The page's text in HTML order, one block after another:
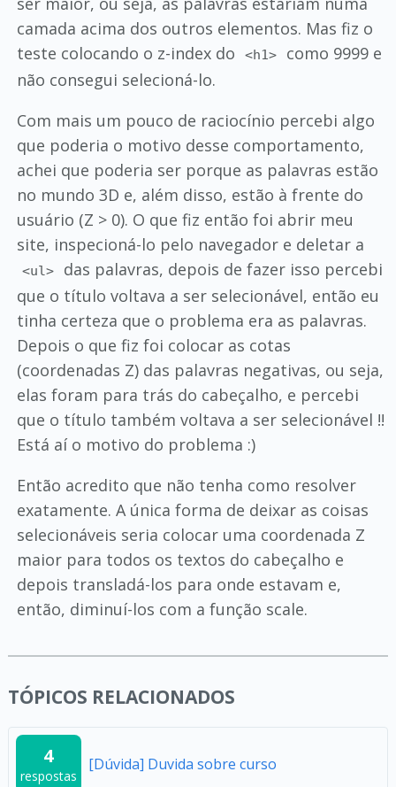
camada acima dos outros elementos. Mas fiz o
teste colocando o z-index do
<h1>
como 9999 e
não consegui selecioná-lo.
Com mais um pouco de raciocínio percebi algo
que poderia o motivo desse comportamento,
achei que poderia ser porque as palavras estão
no mundo 3D e, além disso, estão à frente do
usuário (Z > 0). O que fiz então foi abrir meu
site, inspecioná-lo pelo navegador e deletar a
<ul>
das palavras, depois de fazer isso percebi
que o título voltava a ser selecionável, então eu
tinha certeza que o problema era as palavras.
Depois o que fiz foi colocar as cotas
(coordenadas Z) das palavras negativas, ou seja,
elas foram para trás do cabeçalho, e percebi
que o título também voltava a ser selecionável !!
Está aí o motivo do problema :)
Então acredito que não tenha como resolver
exatamente. A única forma de deixar as coisas
selecionáveis seria colocar uma coordenada Z
maior para todos os textos do cabeçalho e
depois transladá-los para onde estavam e,
então, diminuí-los com a função scale.
TÓPICOS RELACIONADOS
4
respostas
[Dúvida] Duvida sobre curso